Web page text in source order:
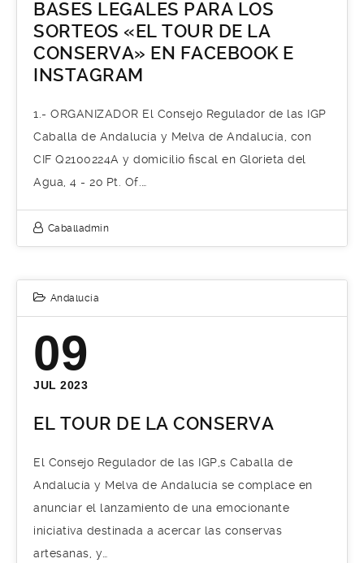
BASES LEGALES PARA LOS
SORTEOS «EL TOUR DE LA
CONSERVA» EN FACEBOOK E
INSTAGRAM
1.- ORGANIZADOR El Consejo Regulador de las IGP
Caballa de Andalucía y Melva de Andalucía, con
CIF Q2100224A y domicilio ﬁscal en Glorieta del
Agua, 4 - 2o Pt. Of.…
Caballadmin
Andalucía
09
JUL 2023
EL TOUR DE LA CONSERVA
El Consejo Regulador de las IGP,s Caballa de
Andalucía y Melva de Andalucía se complace en
anunciar el lanzamiento de una emocionante
iniciativa destinada a acercar las conservas
artesanas, y…